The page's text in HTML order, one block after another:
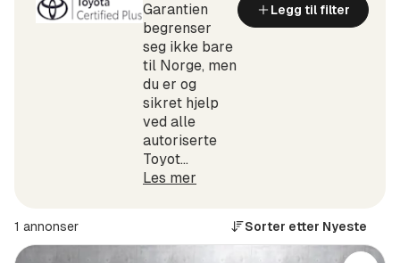
Garantien
begrenser
seg ikke bare
til Norge, men
du er og
sikret hjelp
ved alle
autoriserte
Toyot...
Les mer
Legg til filter
1 annonser Sorter etter Nyeste